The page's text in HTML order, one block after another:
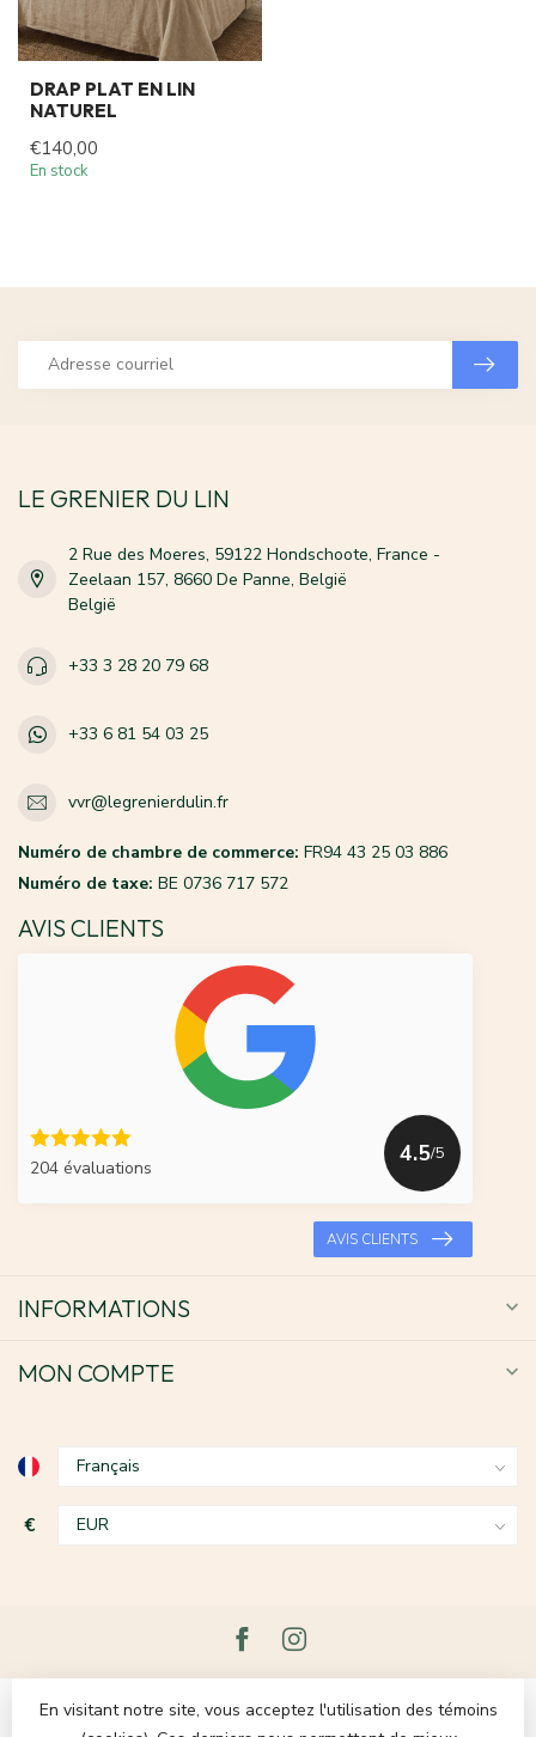
DRAP PLAT EN LIN
NATUREL
€140,00
En stock
LE GRENIER DU LIN
2 Rue des Moeres, 59122 Hondschoote, France -
Zeelaan 157, 8660 De Panne, België
België
+33 3 28 20 79 68
+33 6 81 54 03 25
vvr@legrenierdulin.fr
Numéro de chambre de commerce: FR94 43 25 03 886
Numéro de taxe: BE 0736 717 572
AVIS CLIENTS
204 évaluations
4.5/5
AVIS CLIENTS
INFORMATIONS
MON COMPTE
€
En visitant notre site, vous acceptez l'utilisation des témoins